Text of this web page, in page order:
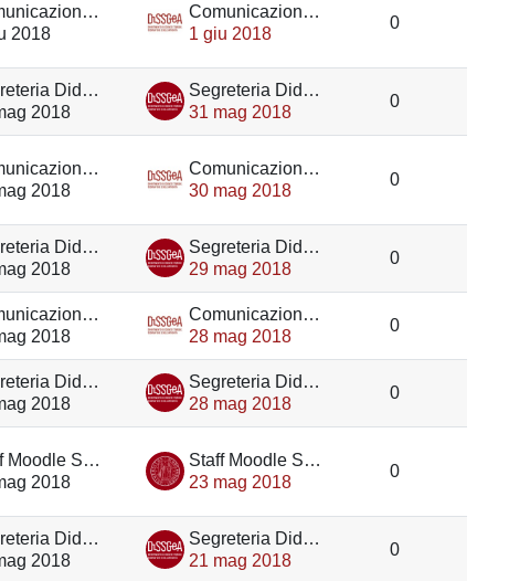
Comunicazione DiSSGeA
2018
Comunicazione DiSSGeA
1 giu 2018
0
Segreteria Didattica DiSSGeA
2018
Segreteria Didattica DiSSGeA
31 mag 2018
0
Comunicazione DiSSGeA
2018
Comunicazione DiSSGeA
30 mag 2018
0
Segreteria Didattica DiSSGeA
2018
Segreteria Didattica DiSSGeA
29 mag 2018
0
Comunicazione DiSSGeA
2018
Comunicazione DiSSGeA
28 mag 2018
0
Segreteria Didattica DiSSGeA
2018
Segreteria Didattica DiSSGeA
28 mag 2018
0
Staff Moodle Scienze umane
2018
Staff Moodle Scienze umane
23 mag 2018
0
Segreteria Didattica DiSSGeA
2018
Segreteria Didattica DiSSGeA
21 mag 2018
0